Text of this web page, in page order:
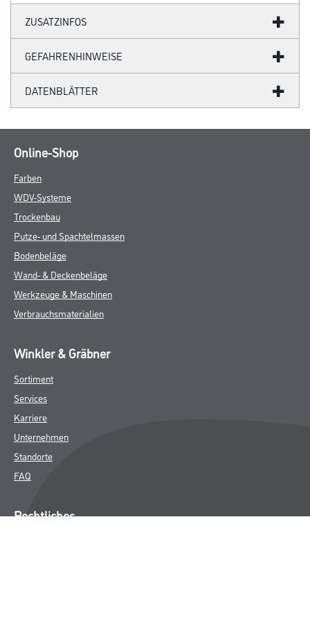
ZUSATZINFOS
GEFAHRENHINWEISE
DATENBLÄTTER
Online-Shop
Farben
WDV-Systeme
Trockenbau
Putze- und Spachtelmassen
Bodenbeläge
Wand- & Deckenbeläge
Werkzeuge & Maschinen
Verbrauchsmaterialien
Winkler & Gräbner
Sortiment
Services
Karriere
Unternehmen
Standorte
FAQ
Rechtliches